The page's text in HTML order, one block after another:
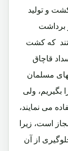
و تولید
برداشت
که کشت
قاچاق
مسلمان
بگیریم، ولی
می نمایند،
است، زیرا
از آن